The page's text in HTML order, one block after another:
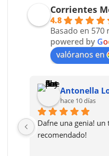
Corrientes
4.8
Basado en 570
powered by Go
valóranos en
Antonella
hace 10 días
Dafne una genia!
recomendado!